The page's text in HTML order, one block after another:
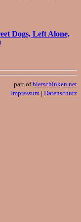
Dogs, Left Alone,
part ofbierschinken.net
Impressum | Datenschutz